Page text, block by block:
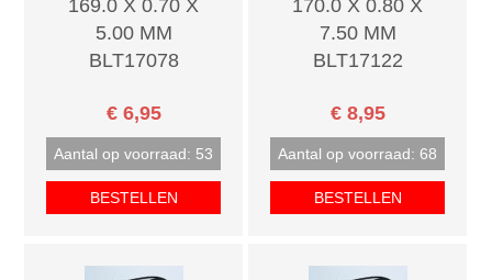
169.0 X 0.70 X
5.00 MM
BLT17078
€ 6,95
Aantal op voorraad: 53
BESTELLEN
170.0 X 0.80 X
7.50 MM
BLT17122
€ 8,95
Aantal op voorraad: 68
BESTELLEN